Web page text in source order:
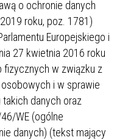
o ochronie danych
roku, poz. 1781)
Europejskiego i
27 kwietnia 2016 roku
w związku z
i w sprawie
danych oraz
WE (ogólne
danych) (tekst mający